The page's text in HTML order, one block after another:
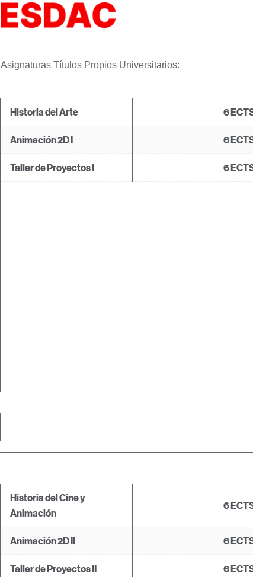
Asignaturas Títulos Propios Universitarios:
Historia del Arte 6
Animación 2D I 6
Taller de Proyectos I 6
Historia del Cine y
Animación
6
Animación 2D II 6
Taller de Proyectos II 6